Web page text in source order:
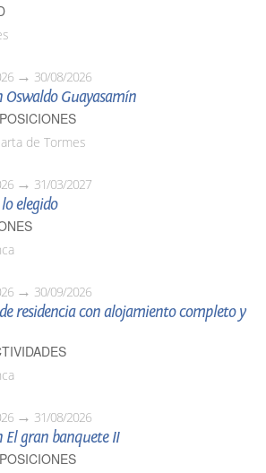
30/08/2026
Oswaldo Guayasamín
de Tormes
31/03/2027
elegido
30/09/2026
de residencia con alojamiento completo y
31/08/2026
El gran banquete II